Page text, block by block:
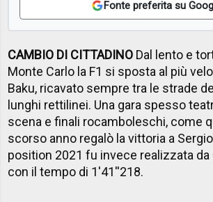
Fonte preferita su
CAMBIO DI CITTADINO Dal lento e
Monte Carlo la F1 si sposta al più
Baku, ricavato sempre tra le strade
lunghi rettilinei. Una gara spesso
scena e finali rocamboleschi, come
scorso anno regalò la vittoria a
position 2021 fu invece realizzata da
con il tempo di 1'41''218.